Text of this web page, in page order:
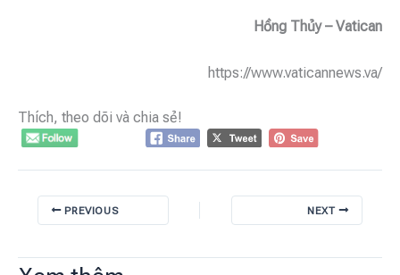
Hồng Thủy – Vatican
https://www.vaticannews.va/
Thích, theo dõi và chia sẻ!
PREVIOUS NEXT